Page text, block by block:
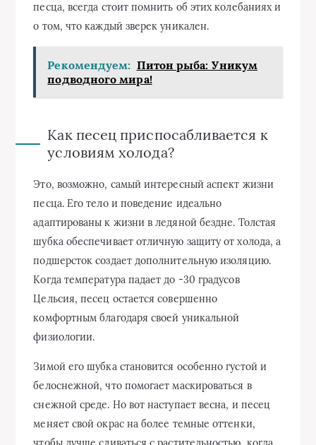
песца, всегда стоит помнить об этих колебаниях и
о том, что каждый зверек уникален.
Рекомендуем: Питон рыба: Уникум
подводного мира!
Как песец приспосабливается к
условиям холода?
Это, возможно, самый интересный аспект жизни
песца. Его тело и поведение идеально
адаптированы к жизни в ледяной бездне. Толстая
шубка обеспечивает отличную защиту от холода, а
подшерсток создает дополнительную изоляцию.
Когда температура падает до -30 градусов
Цельсия, песец остается совершенно
комфортным благодаря своей уникальной
физиологии.
Зимой его шубка становится особенно густой и
белоснежной, что помогает маскироваться в
снежной среде. Но вот наступает весна, и песец
меняет свой окрас на более темные оттенки,